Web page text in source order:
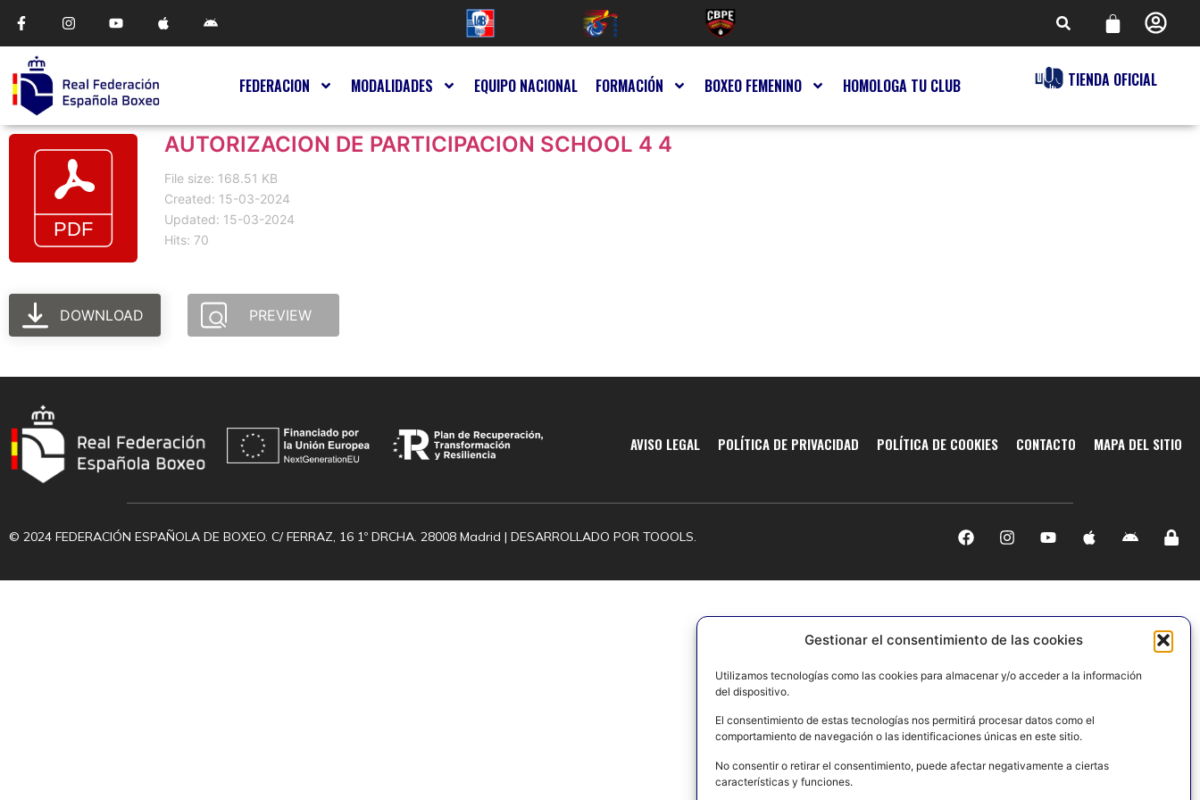
Gestionar el consentimiento de las cookies
Utilizamos tecnologías como las cookies para almacenar y/o acceder a la información
del dispositivo.
El consentimiento de estas tecnologías nos permitirá procesar datos como el
comportamiento de navegación o las identificaciones únicas en este sitio.
No consentir o retirar el consentimiento, puede afectar negativamente a ciertas
características y funciones.
FEDERACION MODALIDADES EQUIPO NACIONAL FORMACIÓN BOXEO FEMENINO HOMOLOGA TU CLUB TIENDA OFICIAL
AUTORIZACION DE PARTICIPACION SCHOOL 4 4
File size: 168.51 KB
Created: 15-03-2024
Updated: 15-03-2024
Hits: 70
DOWNLOAD PREVIEW
AVISO LEGAL POLÍTICA DE PRIVACIDAD POLÍTICA DE COOKIES CONTACTO MAPA DEL SITIO
© 2024 FEDERACIÓN ESPAÑOLA DE BOXEO. C/ FERRAZ, 16 1º DRCHA. 28008 Madrid | DESARROLLADO POR TOOOLS.